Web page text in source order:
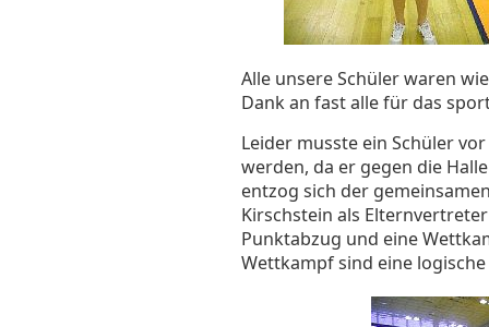
Alle unsere Schüler waren
Dank an fast alle für das
Leider musste ein Schüler
werden, da er gegen die
entzog sich der
Kirschstein als
Punktabzug und eine
Wettkampf sind eine